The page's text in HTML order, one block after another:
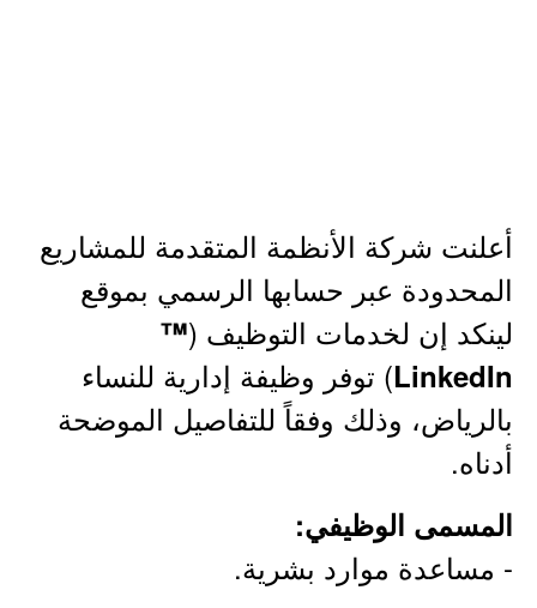
أعلنت شركة الأنظمة المتقدمة للمشاريع
المحدودة عبر حسابها الرسمي بموقع
لينكد إن لخدمات التوظيف (™
LinkedIn) توفر وظيفة إدارية للنساء
بالرياض، وذلك وفقاً للتفاصيل الموضحة
أدناه.
المسمى الوظيفي:
- مساعدة موارد بشرية.